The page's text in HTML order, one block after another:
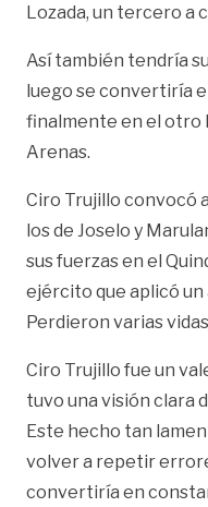
Lozada, un tercero a
Así también tendría
luego se convertiría
finalmente en el otro
Arenas.
Ciro Trujillo convocó
los de Joselo y
sus fuerzas en el
ejército que aplicó
Perdieron varias
Ciro Trujillo fue un
tuvo una visión clara
Este hecho tan
volver a repetir
convertiría en